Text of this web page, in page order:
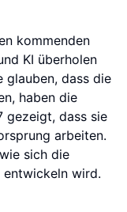
kommenden
KI überholen
glauben, dass die
haben die
gezeigt, dass sie
arbeiten.
sich die
wird.